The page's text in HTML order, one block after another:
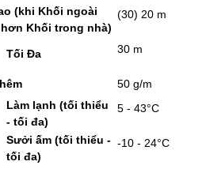
(khi Khối ngoài
Khối trong nhà)
(30) 20 m
Tối Đa 30 m
50 g/m
Làm lạnh (tối thiểu
- tối đa)
5 - 43°C
Sưởi ấm (tối thiểu -
tối đa)
-10 - 24°C